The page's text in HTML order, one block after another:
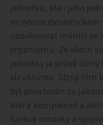
jednotka, ale i jeho
ve vysoce
uspokojovat měnící se
organismu. Ze všech
jednotky je právě
strukturou. Slzný film
být považován za
která komplexně a
funkce rohovky a